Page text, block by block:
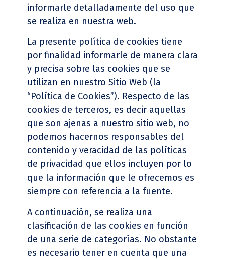
informarle detalladamente del uso que
se realiza en nuestra web.
La presente política de cookies tiene
por finalidad informarle de manera clara
y precisa sobre las cookies que se
utilizan en nuestro Sitio Web (la
“Política de Cookies”). Respecto de las
cookies de terceros, es decir aquellas
que son ajenas a nuestro sitio web, no
podemos hacernos responsables del
contenido y veracidad de las políticas
de privacidad que ellos incluyen por lo
que la información que le ofrecemos es
siempre con referencia a la fuente.
A continuación, se realiza una
clasificación de las cookies en función
de una serie de categorías. No obstante
es necesario tener en cuenta que una